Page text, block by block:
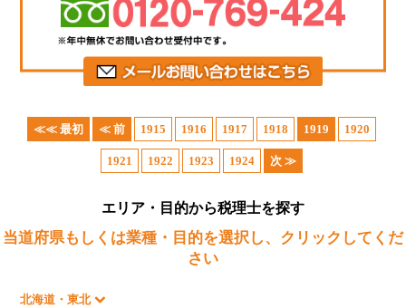
≪≪ 最初 ≪ 前 1915 1916 1917 1918 1919 1920
1921 1922 1923 1924 次 ≫
エリア・目的から税理士を探す
当道府県もしくは業種・目的を選択し、クリックしてくだ
さい
北海道・東北